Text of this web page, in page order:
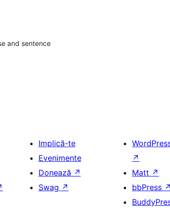
and sentence
Implică-te
Evenimente
Donează ↗
Swag ↗
↗
Matt ↗
bbPress ↗